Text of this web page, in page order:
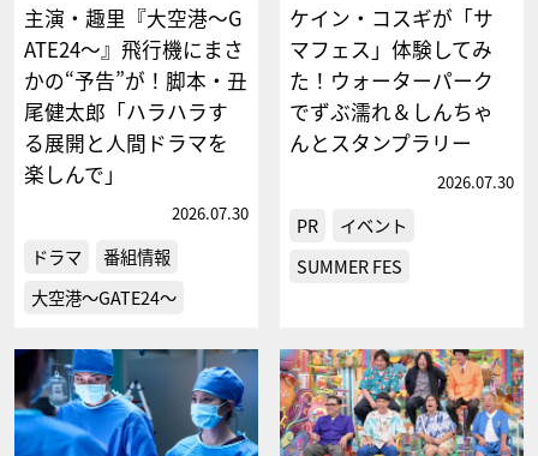
主演・趣里『大空港～G
ATE24～』飛行機にまさ
かの“予告”が！脚本・丑
尾健太郎「ハラハラす
る展開と人間ドラマを
楽しんで」
2026.07.30
ドラマ
番組情報
大空港～GATE24～
ケイン・コスギが「サ
マフェス」体験してみ
た！ウォーターパーク
でずぶ濡れ＆しんちゃ
んとスタンプラリー
2026.07.30
PR
イベント
SUMMER FES